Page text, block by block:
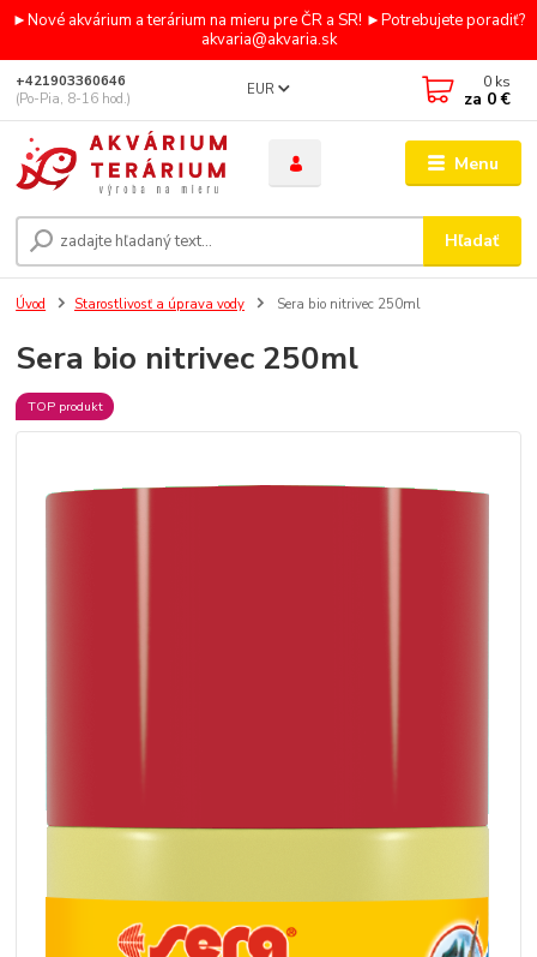
►Nové akvárium a terárium na mieru pre ČR a SR! ►Potrebujete poradiť?
akvaria@akvaria.sk
Menu
EUR
Hľadať
+421903360646
(Po-Pia, 8-16 hod.)
0 ks
za 0 €
Úvod Starostlivosť a úprava vody Sera bio nitrivec 250ml
Sera bio nitrivec 250ml
TOP produkt